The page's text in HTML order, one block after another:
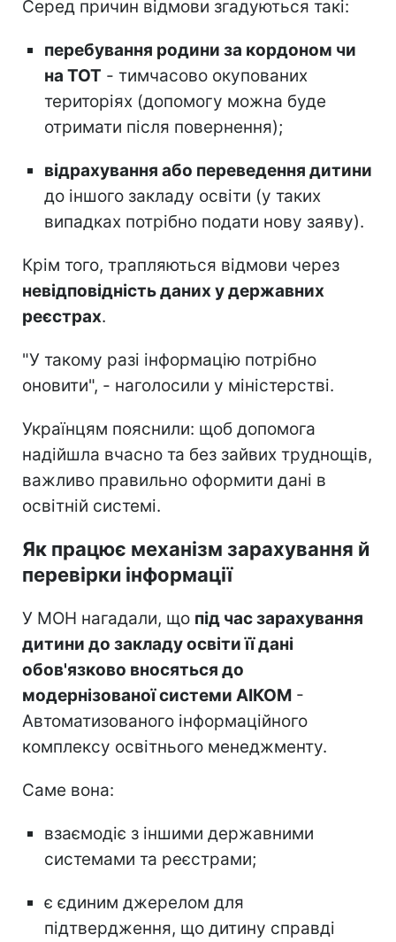
Серед причин відмови згадуються такі:
перебування родини за кордоном чи
на ТОТ - тимчасово окупованих
територіях (допомогу можна буде
отримати після повернення);
відрахування або переведення дитини
до іншого закладу освіти (у таких
випадках потрібно подати нову заяву).
Крім того, трапляються відмови через
невідповідність даних у державних
реєстрах.
"У такому разі інформацію потрібно
оновити", - наголосили у міністерстві.
Українцям пояснили: щоб допомога
надійшла вчасно та без зайвих труднощів,
важливо правильно оформити дані в
освітній системі.
Як працює механізм зарахування й
перевірки інформації
У МОН нагадали, що під час зарахування
дитини до закладу освіти її дані
обов'язково вносяться до
модернізованої системи АІКОМ -
Автоматизованого інформаційного
комплексу освітнього менеджменту.
Саме вона:
взаємодіє з іншими державними
системами та реєстрами;
є єдиним джерелом для
підтвердження, що дитину справді